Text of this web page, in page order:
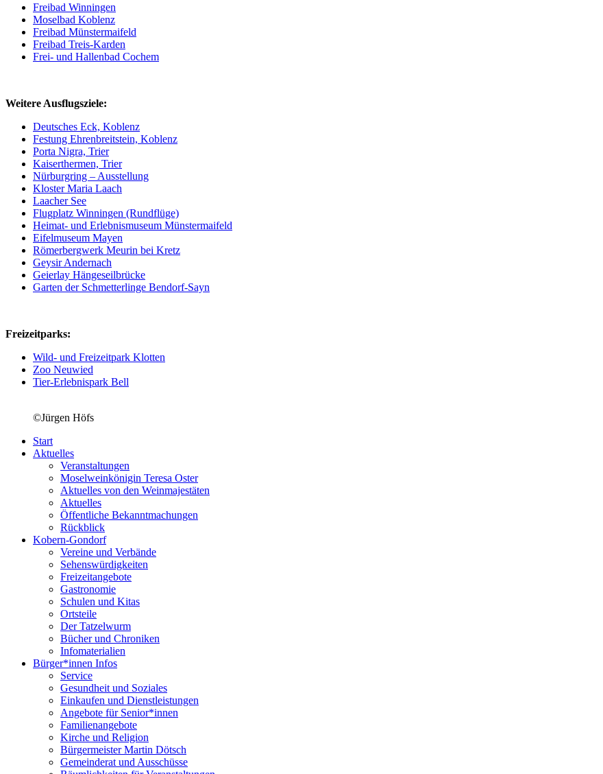
Freibad Winningen
Moselbad Koblenz
Freibad Münstermaifeld
Freibad Treis-Karden
Frei- und Hallenbad Cochem
Weitere Ausflugsziele:
Deutsches Eck, Koblenz
Festung Ehrenbreitstein, Koblenz
Porta Nigra, Trier
Kaiserthermen, Trier
Nürburgring – Ausstellung
Kloster Maria Laach
Laacher See
Flugplatz Winningen (Rundflüge)
Heimat- und Erlebnismuseum Münstermaifeld
Eifelmuseum Mayen
Römerbergwerk Meurin bei Kretz
Geysir Andernach
Geierlay Hängeseilbrücke
Garten der Schmetterlinge Bendorf-Sayn
Freizeitparks:
Wild- und Freizeitpark Klotten
Zoo Neuwied
Tier-Erlebnispark Bell
©Jürgen Höfs
Start
Aktuelles
Veranstaltungen
Moselweinkönigin Teresa Oster
Aktuelles von den Weinmajestäten
Aktuelles
Öffentliche Bekanntmachungen
Rückblick
Kobern-Gondorf
Vereine und Verbände
Sehenswürdigkeiten
Freizeitangebote
Gastronomie
Schulen und Kitas
Ortsteile
Der Tatzelwurm
Bücher und Chroniken
Infomaterialien
Bürger*innen Infos
Service
Gesundheit und Soziales
Einkaufen und Dienstleistungen
Angebote für Senior*innen
Familienangebote
Kirche und Religion
Bürgermeister Martin Dötsch
Gemeinderat und Ausschüsse